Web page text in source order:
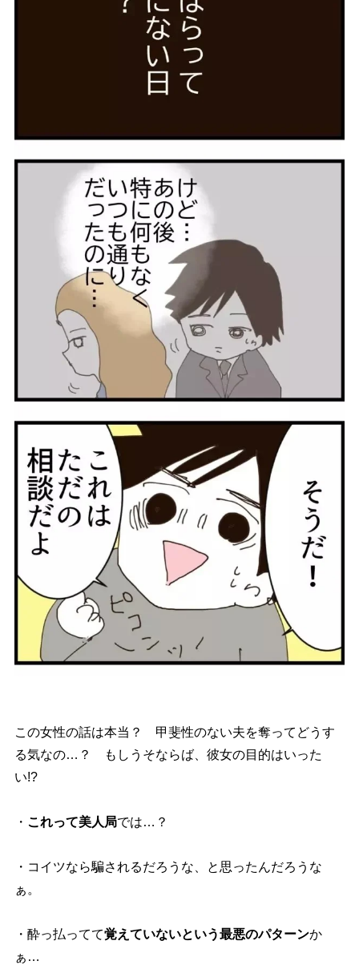
この女性の話は本当？ 甲斐性のない夫を奪ってどうす
る気なの…？ もしうそならば、彼女の目的はいった
い!?
・ これって美人局では…？
・コイツなら騙されるだろうな、と思ったんだろうな
ぁ。
・酔っ払ってて覚えていないという最悪のパターンか
ぁ…